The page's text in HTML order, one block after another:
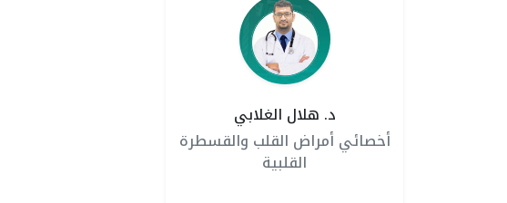
د. هلال الغلابي
أخصائي أمراض القلب والقسطرة
القلبية